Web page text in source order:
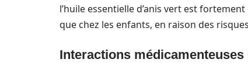
l’huile essentielle d’anis vert est
que chez les enfants, en raison des
Interactions